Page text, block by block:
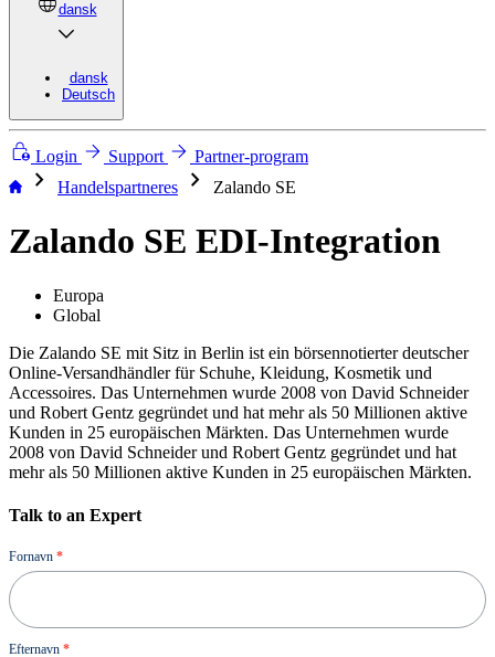
dansk
dansk
Deutsch
Login Support Partner-program
chevron_right Handelspartneres chevron_right Zalando SE
Zalando SE EDI-Integration
Europa
Global
Die Zalando SE mit Sitz in Berlin ist ein börsennotierter deutscher
Online-Versandhändler für Schuhe, Kleidung, Kosmetik und
Accessoires. Das Unternehmen wurde 2008 von David Schneider
und Robert Gentz gegründet und hat mehr als 50 Millionen aktive
Kunden in 25 europäischen Märkten. Das Unternehmen wurde
2008 von David Schneider und Robert Gentz gegründet und hat
mehr als 50 Millionen aktive Kunden in 25 europäischen Märkten.
Talk to an Expert
Demo
Fornavn *
Efternavn *